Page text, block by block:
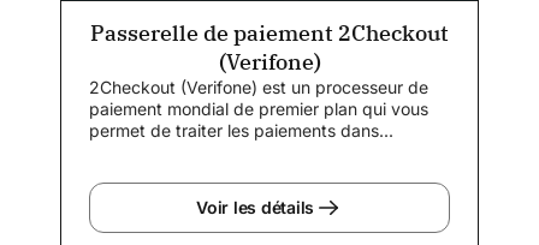
Passerelle de paiement 2Checkout
(Verifone)
2Checkout (Verifone) est un processeur de
paiement mondial de premier plan qui vous
permet de traiter les paiements dans...
Voir les détails